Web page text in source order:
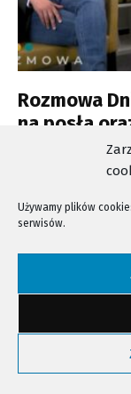
Używamy plików
serwisów.
Rozmowa
na posła
sympatyk
NTV - Nasza